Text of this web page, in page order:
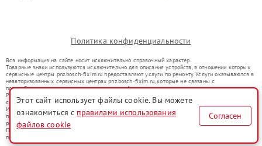
Политика конфиденциальности
Вся информация на сайте носит исключительно справочный характер.
Товарные знаки используются исключительно для описания устройств, в отношении которых
сервисные центры pnz.bosch-fixim.ru предоставляют услуги по ремонту. Услуги оказываются в
неавторизованных сервисных центрах pnz.bosch-fixim.ru, которые не связаны с
правообладателями товарных знаков или их официальными представителями.
Ремонт осуществляется для устройств, уже введенных в гражданский оборот в соответствии
со статьей 1487 ГК РФ.
Использование товарных знаков не преследует цели индивидуализации услуг или введения
потребителей в заблуждение, а служит для информирования о предоставляемых услугах по
ремонту техники указанных брендов.
Представленная на сайте информация не является публичной офертой, определяемой
положениями Статьи 437(2) Гражданского кодекса РФ
Этот сайт использует файлы cookie. Вы можете
ознакомиться с правилами использования
файлов cookie
Согласен